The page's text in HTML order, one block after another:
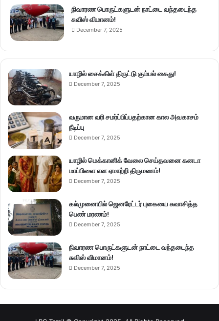
நிவாரண பொருட்களுடன் நாட்டை வந்தடைந்த
சுவிஸ் விமானம்!
December 7, 2025
யாழில் சைக்கிள் திருட்டு கும்பல் கைது!
December 7, 2025
வருமான வரி சமர்ப்பிப்பதற்கான கால அவகாசம்
நீடிப்பு
December 7, 2025
யாழில் மெக்கானிக் வேலை செய்தவனை கனடா
மாப்பிளை என ஏமாற்றி திருமணம்!
December 7, 2025
கல்முனையில் ஜெனரேட்டர் புகையை சுவாசித்த
பெண் மரணம்!
December 7, 2025
நிவாரண பொருட்களுடன் நாட்டை வந்தடைந்த
சுவிஸ் விமானம்!
December 7, 2025